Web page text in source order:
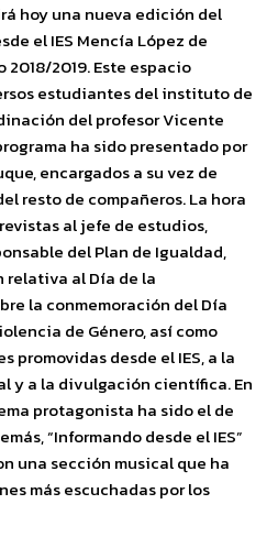
hoy una nueva edición del
el IES Mencía López de
2018/2019. Este espacio
estudiantes del instituto de
del profesor Vicente
ha sido presentado por
encargados a su vez de
resto de compañeros. La hora
al jefe de estudios,
del Plan de Igualdad,
relativa al Día de la
la conmemoración del Día
de Género, así como
promovidas desde el IES, a la
y a la divulgación científica. En
protagonista ha sido el de
“Informando desde el IES”
una sección musical que ha
más escuchadas por los